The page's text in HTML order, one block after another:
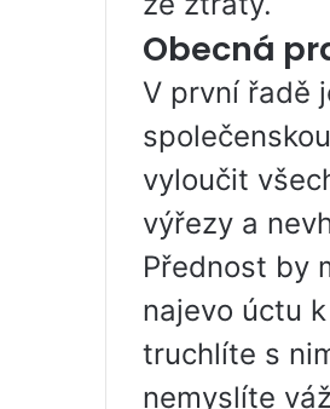
Obecná
V první řadě
vyloučit
výřezy a
Přednost by
najevo úctu
truchlíte s
nemyslíte